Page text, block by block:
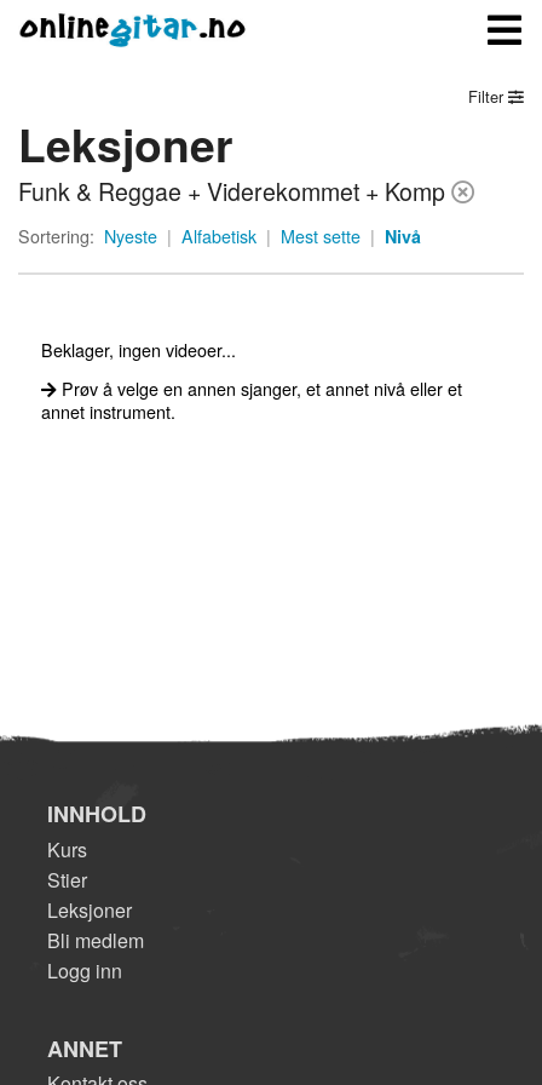
Meny
Logg inn
Filter
Leksjoner
Funk & Reggae + Viderekommet + Komp
Sortering: Nyeste | Alfabetisk | Mest sette | Nivå
Beklager, ingen videoer...
Prøv å velge en annen sjanger, et annet nivå eller et
annet instrument.
INNHOLD
Kurs
Stier
Leksjoner
Bli medlem
Logg inn
ANNET